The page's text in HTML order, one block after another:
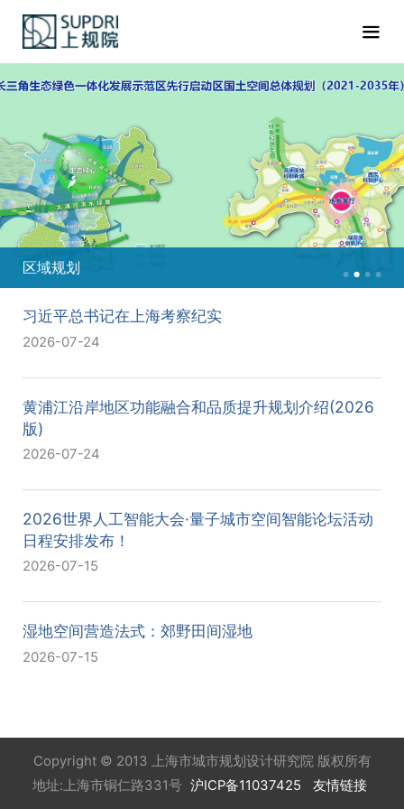
区域规划
习近平总书记在上海考察纪实
2026-07-24
黄浦江沿岸地区功能融合和品质提升规划介绍(2026
版)
2026-07-24
2026世界人工智能大会·量子城市空间智能论坛活动
日程安排发布！
2026-07-15
湿地空间营造法式：郊野田间湿地
2026-07-15
Copyright © 2013 上海市城市规划设计研究院 版权所有
地址:上海市铜仁路331号 沪ICP备11037425 友情链接